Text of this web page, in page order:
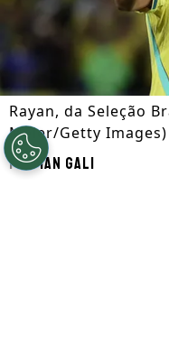
Rayan, da Seleção
Meier/Getty Images)
PorIan Gali